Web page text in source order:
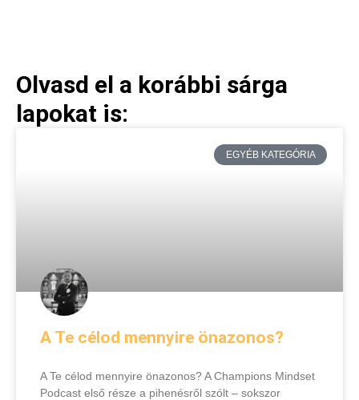
Olvasd el a korábbi sárga
lapokat is:
EGYÉB KATEGÓRIA
A Te célod mennyire önazonos?
A Te célod mennyire önazonos? A Champions Mindset
Podcast első része a pihenésről szólt – sokszor